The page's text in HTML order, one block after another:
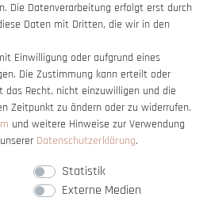
widerrufen
Die Datenverarbeitung erfolgt erst durch
Daten mit Dritten, die wir in den
Einwilligung oder aufgrund eines
Die Zustimmung kann erteilt oder
das Recht, nicht einzuwilligen und die
Zeitpunkt zu ändern oder zu widerrufen.
und weitere Hinweise zur Verwendung
Daten­schutz­erklärung.
Statistik
Externe Medien